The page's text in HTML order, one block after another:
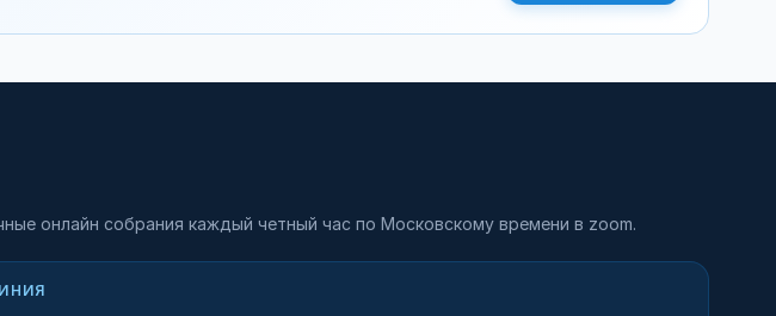
онлайн собрания каждый четный час по Московскому времени в zoom.